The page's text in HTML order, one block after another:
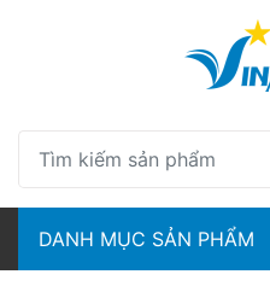
DANH MỤC SẢN PHẨM